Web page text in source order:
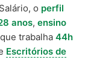
o perfil
anos, ensino
trabalha 44h
Escritórios de